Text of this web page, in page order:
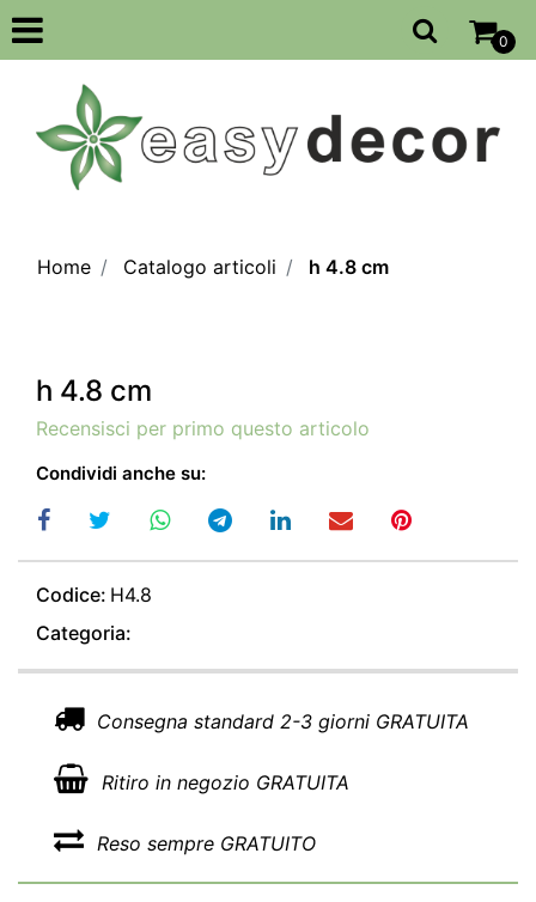
Open
0
Home Catalogo articoli h 4.8 cm
h 4.8 cm
Recensisci per primo questo articolo
Condividi anche su:
Codice: H4.8
Categoria:
Consegna standard 2-3 giorni GRATUITA
Ritiro in negozio GRATUITA
Reso sempre GRATUITO